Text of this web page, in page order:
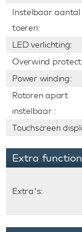
Instelbaar aantal
toeren:
LED verlichting:
Overwind
Power winding:
Rotoren apart
instelbaar :
Touchscreen
Extra
Extra's: